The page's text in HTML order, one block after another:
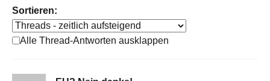
Sortieren:
Alle Thread-Antworten ausklappen